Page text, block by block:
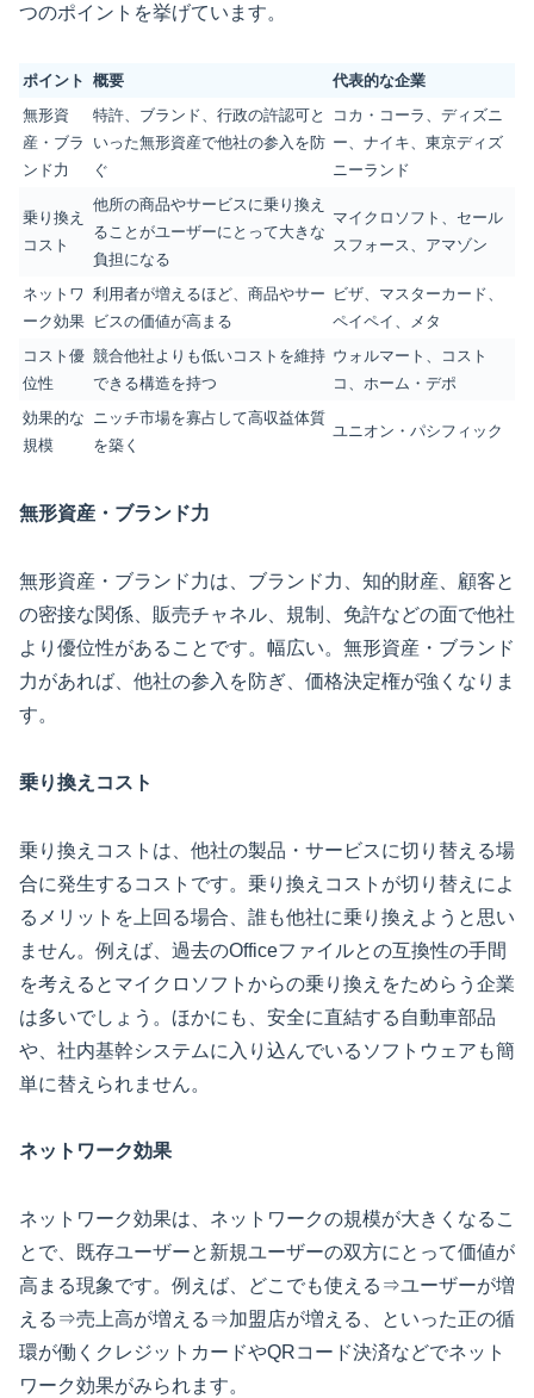
つのポイントを挙げています。
ポイント 概要
代表的な企業
無形資
産・ブラ
ンド力
特許、ブランド、行政の許認可と
いった無形資産で他社の参入を防
ぐ
コカ・コーラ、ディズニ
ー、ナイキ、東京ディズ
ニーランド
乗り換え
コスト
他所の商品やサービスに乗り換え
ることがユーザーにとって大きな
負担になる
マイクロソフト、セール
スフォース、アマゾン
ネットワ
ーク効果
利用者が増えるほど、商品やサー
ビスの価値が高まる
ビザ、マスターカード、
ペイペイ、メタ
コスト優
位性
競合他社よりも低いコストを維持
できる構造を持つ
ウォルマート、コスト
コ、ホーム・デポ
効果的な
規模
ニッチ市場を寡占して高収益体質
を築く
ユニオン・パシフィック
無形資産・ブランド力
無形資産・ブランド力は、ブランド力、知的財産、顧客と
の密接な関係、販売チャネル、規制、免許などの面で他社
より優位性があることです。幅広い。無形資産・ブランド
力があれば、他社の参入を防ぎ、価格決定権が強くなりま
す。
乗り換えコスト
乗り換えコストは、他社の製品・サービスに切り替える場
合に発生するコストです。乗り換えコストが切り替えによ
るメリットを上回る場合、誰も他社に乗り換えようと思い
ません。例えば、過去のOfficeファイルとの互換性の手間
を考えるとマイクロソフトからの乗り換えをためらう企業
は多いでしょう。ほかにも、安全に直結する自動車部品
や、社内基幹システムに入り込んでいるソフトウェアも簡
単に替えられません。
ネットワーク効果
ネットワーク効果は、ネットワークの規模が大きくなるこ
とで、既存ユーザーと新規ユーザーの双方にとって価値が
高まる現象です。例えば、どこでも使える⇒ユーザーが増
える⇒売上高が増える⇒加盟店が増える、といった正の循
環が働くクレジットカードやQRコード決済などでネット
ワーク効果がみられます。